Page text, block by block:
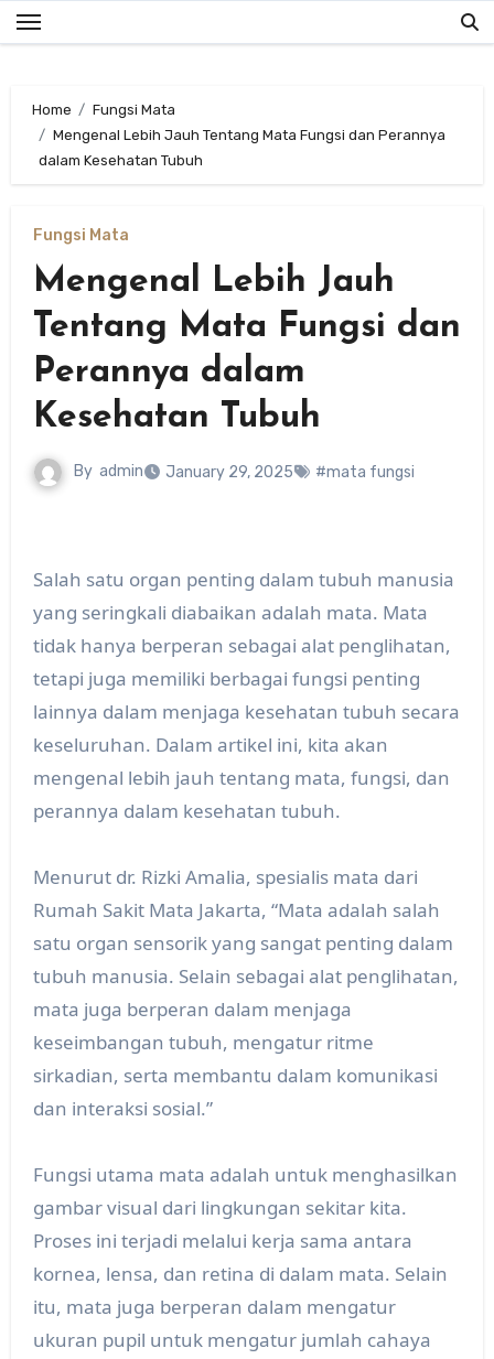
Skip
to
Home
Fungsi Mata
Mengenal Lebih Jauh Tentang Mata Fungsi dan Perannya
dalam Kesehatan Tubuh
Fungsi Mata
Mengenal Lebih Jauh
Tentang Mata Fungsi dan
Perannya dalam
Kesehatan Tubuh
By admin January 29, 2025 #mata fungsi
Salah satu organ penting dalam tubuh manusia
yang seringkali diabaikan adalah mata. Mata
tidak hanya berperan sebagai alat penglihatan,
tetapi juga memiliki berbagai fungsi penting
lainnya dalam menjaga kesehatan tubuh secara
keseluruhan. Dalam artikel ini, kita akan
mengenal lebih jauh tentang mata, fungsi, dan
perannya dalam kesehatan tubuh.
Menurut dr. Rizki Amalia, spesialis mata dari
Rumah Sakit Mata Jakarta, “Mata adalah salah
satu organ sensorik yang sangat penting dalam
tubuh manusia. Selain sebagai alat penglihatan,
mata juga berperan dalam menjaga
keseimbangan tubuh, mengatur ritme
sirkadian, serta membantu dalam komunikasi
dan interaksi sosial.”
Fungsi utama mata adalah untuk menghasilkan
gambar visual dari lingkungan sekitar kita.
Proses ini terjadi melalui kerja sama antara
kornea, lensa, dan retina di dalam mata. Selain
itu, mata juga berperan dalam mengatur
ukuran pupil untuk mengatur jumlah cahaya